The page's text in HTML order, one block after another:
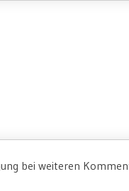
bei weiteren